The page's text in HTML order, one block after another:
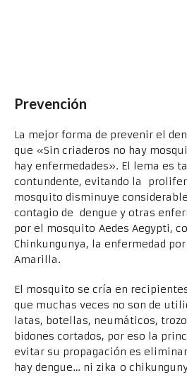
Prevención
La mejor forma de prevenir el
que «Sin criaderos no hay
hay enfermedades». El lema es
contundente, evitando la
mosquito disminuye
contagio de dengue y otras
por el mosquito Aedes Aegypti,
Chinkungunya, la enfermedad
Amarilla.
El mosquito se cría en
que muchas veces no son de
latas, botellas, neumáticos,
bidones cortados, por eso la
evitar su propagación es
hay dengue… ni zika o